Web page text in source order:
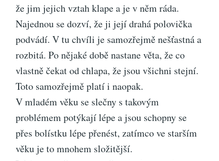
že jim jejich vztah klape a je v něm ráda.
Najednou se dozví, že ji její drahá polovička
podvádí. V tu chvíli je samozřejmě nešťastná a
rozbitá. Po nějaké době nastane věta, že co
vlastně čekat od chlapa, že jsou všichni stejní.
Toto samozřejmě platí i naopak.
V mladém věku se slečny s takovým
problémem potýkají lépe a jsou schopny se
přes bolístku lépe přenést, zatímco ve starším
věku je to mnohem složitější.